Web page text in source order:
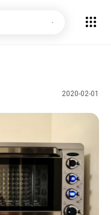
2020-02-01